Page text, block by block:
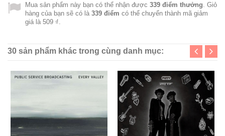
Mua sản phẩm này bạn có thể nhận được 339 điểm thưởng . Giỏ
hàng của bạn sẽ có là 339 điểm có thể chuyển thành mã giảm
giá là 509 ₫
30 sản phẩm khác trong cùng danh mục: